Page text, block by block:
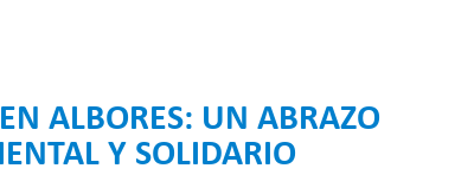
ALBORES: UN ABRAZO
Y SOLIDARIO